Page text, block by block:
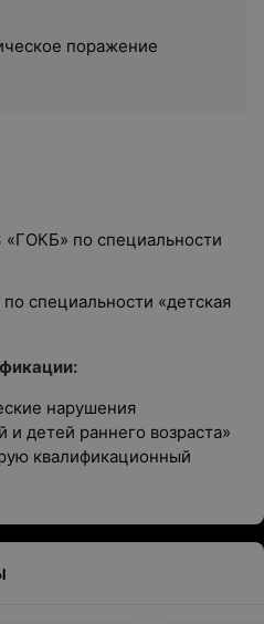
поражение
«ГОКБ» по специальности
специальности «детская
нарушения
детей раннего возраста»
квалификационный